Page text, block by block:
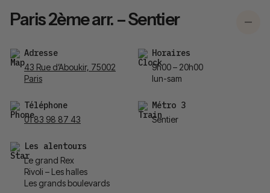
Paris 2ème arr. – Sentier
Adresse
43 Rue d’Aboukir, 75002
Paris
Horaires
9h00 – 20h00
lun-sam
Téléphone
01 83 98 87 43
Métro 3
Sentier
Les alentours
Le grand Rex
Rivoli – Les halles
Les grands boulevards